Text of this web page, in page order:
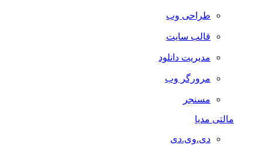
طراحی وب
قالب سایت
مدیریت دانلود
مرورگر وب
مسنجر
مالتی مدیا
دی.وی.دی